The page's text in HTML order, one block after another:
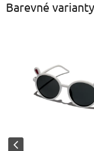
Barevné varianty